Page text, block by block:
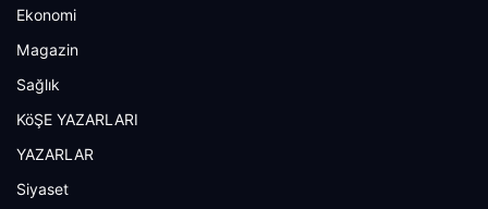
Ekonomi
Magazin
Sağlık
KöŞE YAZARLARI
YAZARLAR
Siyaset